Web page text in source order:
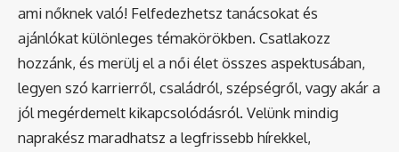
ami nőknek való! Felfedezhetsz tanácsokat és
ajánlókat különleges témakörökben. Csatlakozz
hozzánk, és merülj el a női élet összes aspektusában,
legyen szó karrierről, családról, szépségről, vagy akár a
jól megérdemelt kikapcsolódásról. Velünk mindig
naprakész maradhatsz a legfrissebb hírekkel,